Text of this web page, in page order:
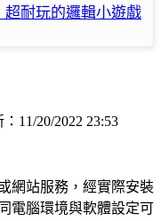
超耐玩的邏輯小遊戲
11/20/2022 23:53
網站服務，經實際安裝
電腦環境與軟體設定可